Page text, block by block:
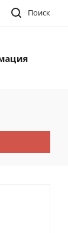
Поиск